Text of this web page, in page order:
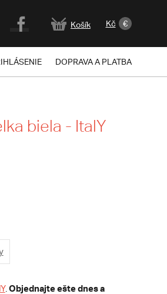
Košík Kč €
DOPRAVA A PLATBA
biela - ItalY
. Objednajte ešte dnes a